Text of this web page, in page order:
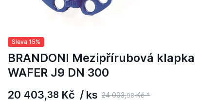
Sleva 15%
BRANDONI Mezipřírubová klapka
WAFER J9 DN 300
20 403,38 Kč / ks 24 003,98Kč *